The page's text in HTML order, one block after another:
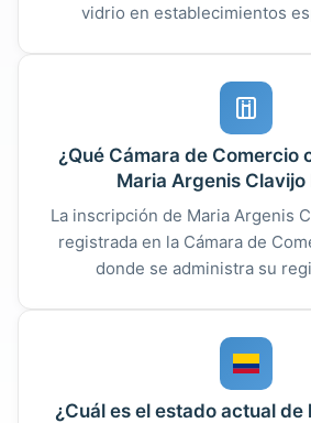
vidrio en establecimientos
¿Qué Cámara de Comercio
Maria Argenis Clavijo
La inscripción de Maria Argenis
registrada en la Cámara de
donde se administra su
¿Cuál es el estado actual